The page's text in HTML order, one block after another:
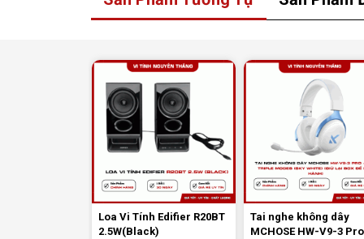
Poron và lớp silicon đáy, giúp âm
Loa Vi Tính Edifier R20BT
2.5W(Black)
Tai nghe không dây
MCHOSE HW-V9-3